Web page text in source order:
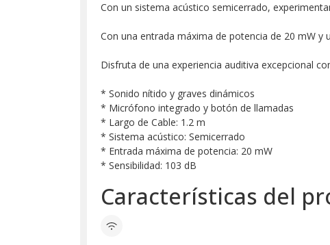
Con un sistema acústico semicerrado,
Con una entrada máxima de potencia de 20 mW y
Disfruta de una experiencia auditiva excepcional
* Sonido nítido y graves dinámicos
* Micrófono integrado y botón de llamadas
* Largo de Cable: 1.2 m
* Sistema acústico: Semicerrado
* Entrada máxima de potencia: 20 mW
* Sensibilidad: 103 dB
Características del